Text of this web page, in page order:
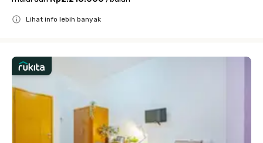
Lihat info lebih banyak